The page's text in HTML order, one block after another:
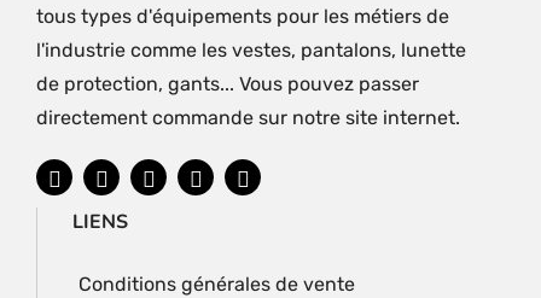
tous types d'équipements pour les métiers de
l'industrie comme les vestes, pantalons, lunette
de protection, gants... Vous pouvez passer
directement commande sur notre site internet.
LIENS
Conditions générales de vente